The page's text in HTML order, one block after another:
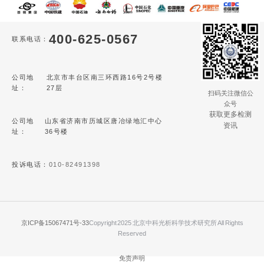
联系电话： 400-625-0567
公司地
址：
北京市丰台区南三环西路16号2号楼
27层
公司地
址：
山东省济南市历城区唐冶绿地汇中心
36号楼
投诉电话： 010-82491398
扫码关注微信公
众号
获取更多检测
资讯
京ICP备15067471号-33Copyright 2025 北京中科光析科学技术研究所 All Rights
Reserved
免责声明